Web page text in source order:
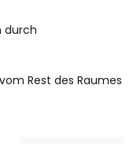
durch
Rest des Raumes